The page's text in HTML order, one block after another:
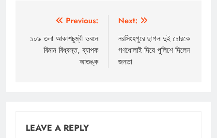
navigation
Previous:
১০৯ তলা আকাশচুম্বী ভবনে
বিমান বিধ্বস্ত, ব্যাপক
আতঙ্ক
Next:
নরসিংহপুরে ছাগল দুই চোরকে
গণধোলাই দিয়ে পুলিশে দিলেন
জনতা
LEAVE A REPLY